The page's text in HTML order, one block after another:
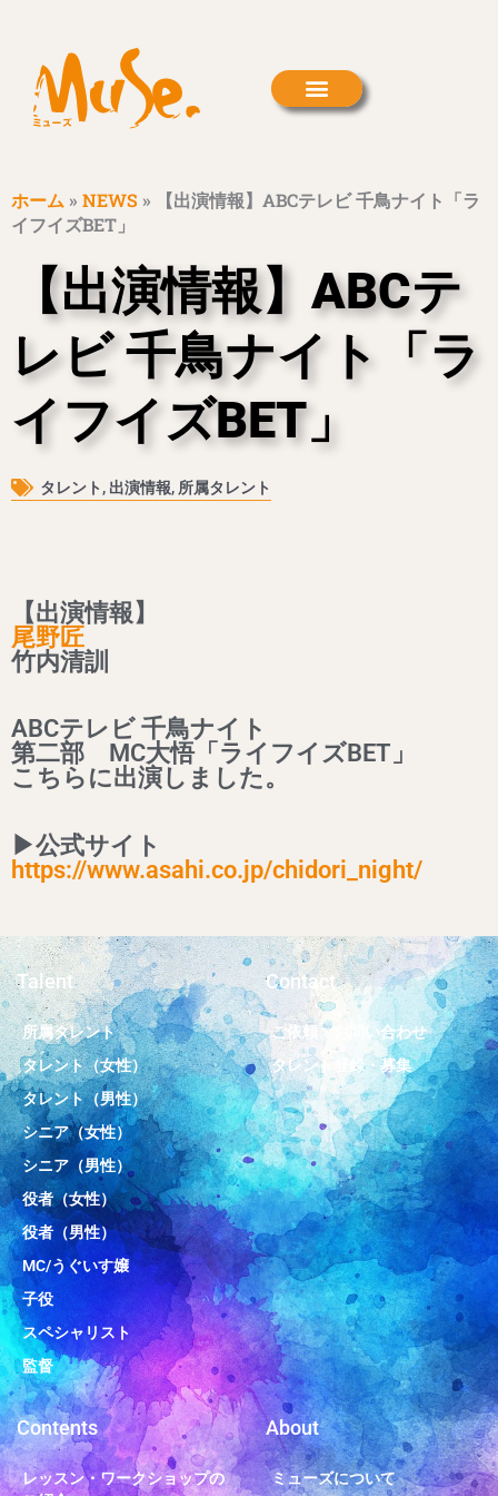
ホーム » NEWS »
【出演情報】ABCテレビ 千鳥ナイト「ラ
イフイズBET」
【出演情報】ABCテ
レビ 千鳥ナイト「ラ
イフイズBET」
タレント , 出演情報, 所属タレント
【出演情報】
尾野匠
竹内清訓
ABCテレビ 千鳥ナイト
第二部 MC大悟「ライフイズBET」
こちらに出演しました。
▶公式サイト
https://www.asahi.co.jp/chidori_night/
Talent
所属タレント
タレント（女性）
タレント（男性）
シニア（女性）
シニア（男性）
役者（女性）
役者（男性）
MC/うぐいす嬢
子役
スペシャリスト
監督
Contact
ご依頼・お問い合わせ
タレント登録・募集
Contents
レッスン・ワークショップの
About
ミューズについて